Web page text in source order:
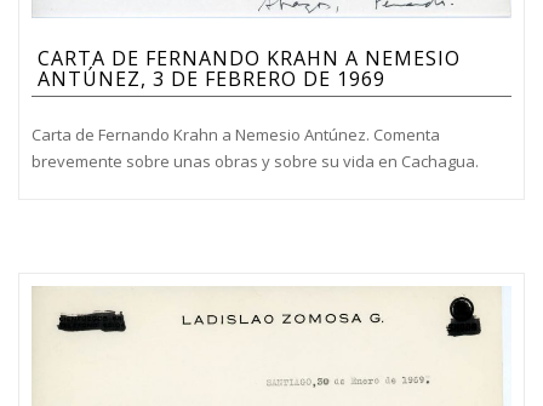
CARTA DE FERNANDO KRAHN A NEMESIO
ANTÚNEZ, 3 DE FEBRERO DE 1969
Carta de Fernando Krahn a Nemesio Antúnez. Comenta
brevemente sobre unas obras y sobre su vida en Cachagua.